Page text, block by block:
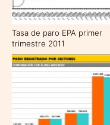
Tasa de paro EPA primer
trimestre 2011